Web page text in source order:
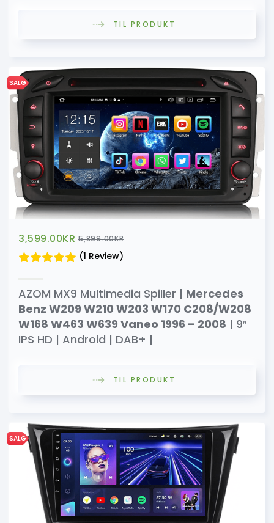
TIL PRODUKT
SALG
3,599.00KR 5,899.00KR
(1 Review)
AZOM MX9 Multimedia Spiller | Mercedes
Benz W209 W210 W203 W170 C208/W208
W168 W463 W639 Vaneo 1996 – 2008 | 9″
IPS HD | Android | DAB+ |
TIL PRODUKT
SALG